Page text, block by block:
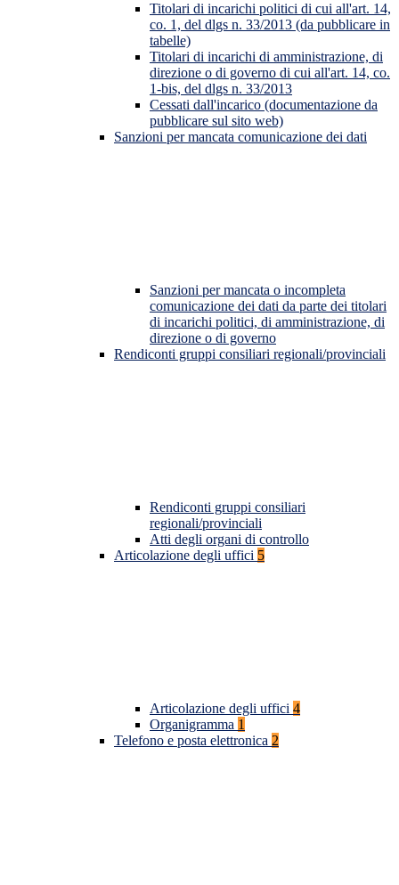
Titolari di incarichi politici di cui all'art. 14,
co. 1, del dlgs n. 33/2013 (da pubblicare in
tabelle)
Titolari di incarichi di amministrazione, di
direzione o di governo di cui all'art. 14, co.
1-bis, del dlgs n. 33/2013
Cessati dall'incarico (documentazione da
pubblicare sul sito web)
Sanzioni per mancata comunicazione dei dati
Sanzioni per mancata o incompleta
comunicazione dei dati da parte dei titolari
di incarichi politici, di amministrazione, di
direzione o di governo
Rendiconti gruppi consiliari regionali/provinciali
Rendiconti gruppi consiliari
regionali/provinciali
Atti degli organi di controllo
Articolazione degli uffici 5
Articolazione degli uffici 4
Organigramma 1
Telefono e posta elettronica 2